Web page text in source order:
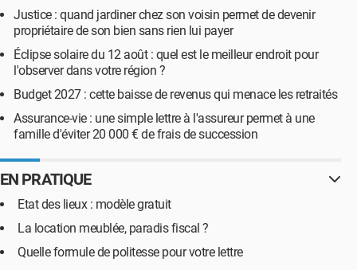
Justice : quand jardiner chez son voisin permet de devenir
propriétaire de son bien sans rien lui payer
Éclipse solaire du 12 août : quel est le meilleur endroit pour
l'observer dans votre région ?
Budget 2027 : cette baisse de revenus qui menace les retraités
Assurance-vie : une simple lettre à l'assureur permet à une
famille d'éviter 20 000 € de frais de succession
EN PRATIQUE
Etat des lieux : modèle gratuit
La location meublée, paradis fiscal ?
Quelle formule de politesse pour votre lettre